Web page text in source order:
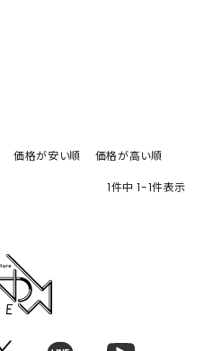
価格が安い順 価格が高い順
1件中 1-1件表示